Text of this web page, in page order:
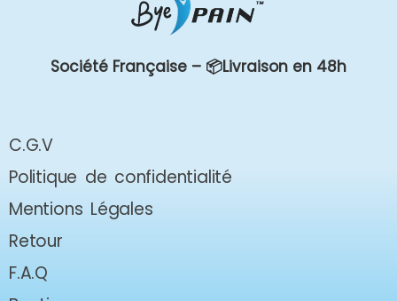
Société Française – 📦Livraison en 48h
C.G.V
Politique de confidentialité
Mentions Légales
Retour
F.A.Q